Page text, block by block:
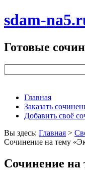
sdam-
Готовые
Главная
Заказать
Добавить своё
Вы здесь: Главная >
Сочинение на тему
Сочинение на